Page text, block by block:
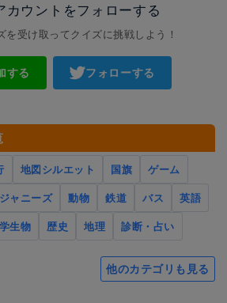
カウントをフォローする
を受け取ってクイズに挑戦しよう！
する フォローする
地図シルエット 国旗
ゲーム
ジャニーズ 動物 鉄道 バス
英語
生物 歴史 地理 診断・占い
他のカテゴリも見る